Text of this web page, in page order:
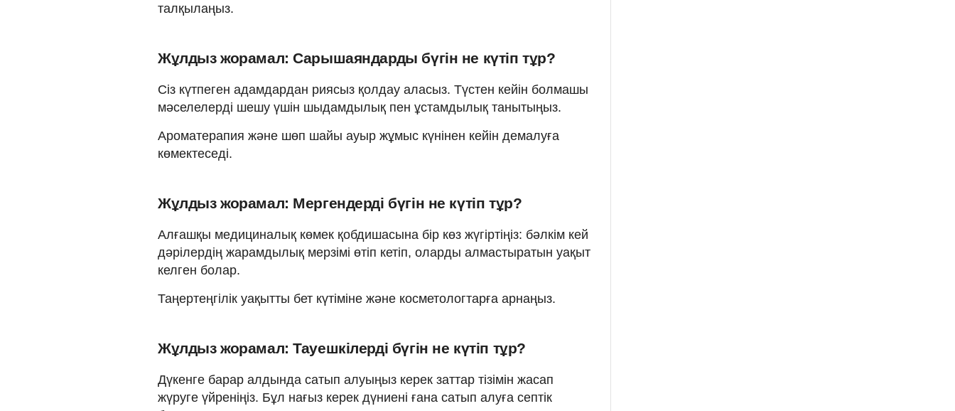
талқылаңыз.
Жұлдыз жорамал: Сарышаяндарды бүгін не күтіп тұр?
Сіз күтпеген адамдардан риясыз қолдау аласыз. Түстен кейін болмашы
мәселелерді шешу үшін шыдамдылық пен ұстамдылық танытыңыз.
Ароматерапия және шөп шайы ауыр жұмыс күнінен кейін демалуға
көмектеседі.
Жұлдыз жорамал: Мергендерді бүгін не күтіп тұр?
Алғашқы медициналық көмек қобдишасына бір көз жүгіртіңіз: бәлкім кей
дәрілердің жарамдылық мерзімі өтіп кетіп, оларды алмастыратын уақыт
келген болар.
Таңертеңгілік уақытты бет күтіміне және косметологтарға арнаңыз.
Жұлдыз жорамал: Тауешкілерді бүгін не күтіп тұр?
Дүкенге барар алдында сатып алуыңыз керек заттар тізімін жасап
жүруге үйреніңіз. Бұл нағыз керек дүниені ғана сатып алуға септік